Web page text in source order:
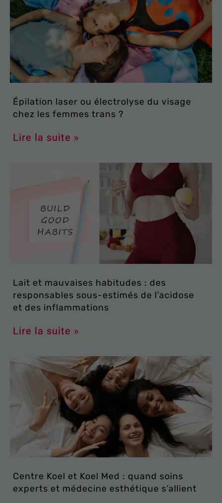
Épilation laser ou électrolyse du visage
chez les femmes trans ?
Lire la suite »
Lait et mauvaises habitudes : des
responsables sous-estimés de l’acidose
et des inflammations
Lire la suite »
Centre Koel et Koel Med : quand soins
experts et médecine esthétique s’allient